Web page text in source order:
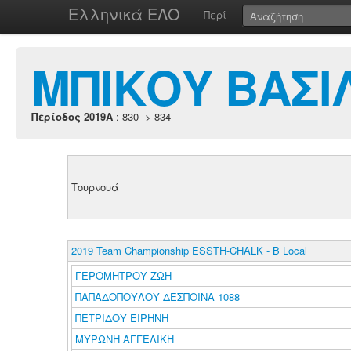
Ελληνικά ΕΛΟ Περί
ΜΠΙΚΟΥ
Περίοδος 2019A : 830 -> 834
Τουρνουά
2019 Team Championship ESSTH-CHALK - B Local
ΓΕΡΟΜΗΤΡΟΥ ΖΩΗ
ΠΑΠΑΔΟΠΟΥΛΟΥ ΔΕΣΠΟΙΝΑ 1088
ΠΕΤΡΙΔΟΥ ΕΙΡΗΝΗ
ΜΥΡΩΝΗ ΑΓΓΕΛΙΚΗ